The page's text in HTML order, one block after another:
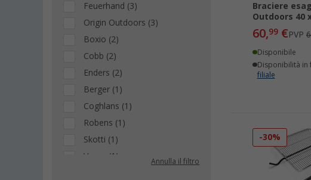
Feuerhand (3)
Origin Outdoors (3)
Boxio (2)
Cobb (2)
Enders (2)
Berger (1)
Coghlans (1)
Robens (1)
Skotti (1)
Vargo (1)
Annulla il filtro
Braciere
Outdoors 40
60,99 €PVP
Disponibile
Disponibilità in
filiale
-30%